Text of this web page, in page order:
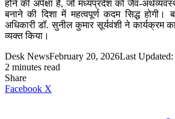
होने की अपेक्षा है, जो मध्यप्रदेश को जैव-
बनाने की दिशा में महत्वपूर्ण कदम सिद्ध होगी।
अधिकारी डॉ. सुनील कुमार सूर्यवंशी ने कार्यक्रम
व्यक्त किया।
Desk NewsFebruary 20, 2026Last
2 minutes read
Share
Facebook X